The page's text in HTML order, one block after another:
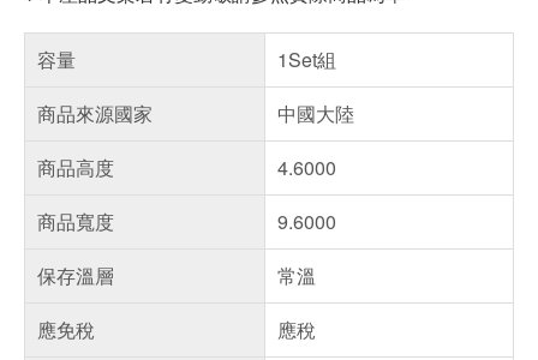
容量
1Set組
商品來源國家
中國大陸
商品高度
4.6000
商品寬度
9.6000
保存溫層
常溫
應免稅
應稅